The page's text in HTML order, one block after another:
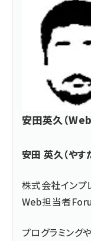
安田英久（
安田 英久（やす
株式会社インプ
Web担当者
プログラミング